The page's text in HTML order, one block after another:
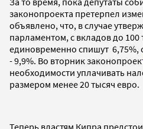
законопроекта претерпел
объявлено, что, в случае
парламентом, с вкладов до 100
единовременно спишут 6,75%,
- 9,9%. Во вторник
необходимости уплачивать
размером менее 20 тысяч евро.
Теперь властям Кипра